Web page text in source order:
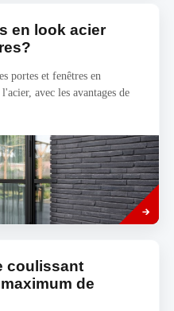
en look acier
portes et fenêtres en
avec les avantages de
Savoir
plus
coulissant
de